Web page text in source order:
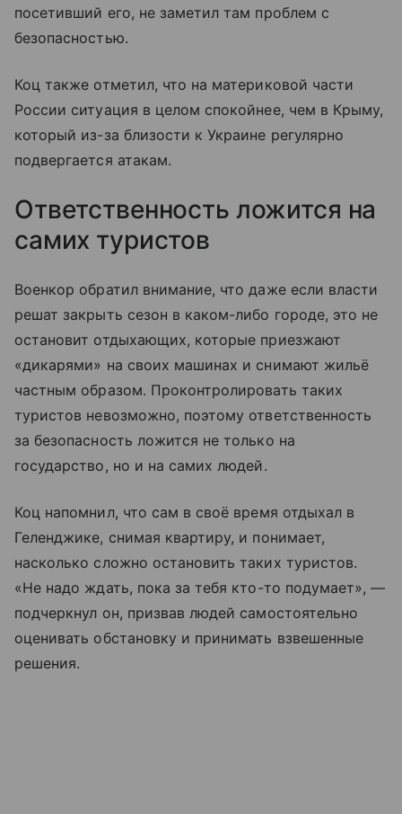
посетивший его, не заметил там проблем с
безопасностью.
Коц также отметил, что на материковой части
России ситуация в целом спокойнее, чем в Крыму,
который из-за близости к Украине регулярно
подвергается атакам.
Ответственность ложится на
самих туристов
Военкор обратил внимание, что даже если власти
решат закрыть сезон в каком-либо городе, это не
остановит отдыхающих, которые приезжают
«дикарями» на своих машинах и снимают жильё
частным образом. Проконтролировать таких
туристов невозможно, поэтому ответственность
за безопасность ложится не только на
государство, но и на самих людей.
Коц напомнил, что сам в своё время отдыхал в
Геленджике, снимая квартиру, и понимает,
насколько сложно остановить таких туристов.
«Не надо ждать, пока за тебя кто-то подумает», —
подчеркнул он, призвав людей самостоятельно
оценивать обстановку и принимать взвешенные
решения.